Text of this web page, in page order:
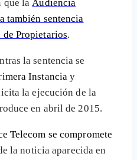
que laAudiencia
también sentencia
Propietarios.
la sentencia se
Instancia y
la ejecución de la
en abril de 2015.
Telecom se compromete
la noticia aparecida en